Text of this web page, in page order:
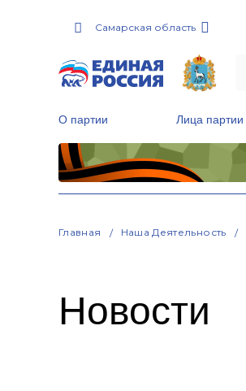
Самарская область
О партии Лица партии
Главная Наша Деятельность
Новости